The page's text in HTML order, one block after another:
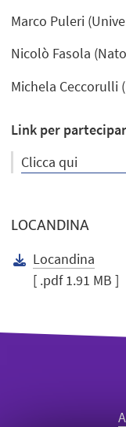
Marco Puleri
Nicolò Fasola
Michela Ceccorulli
Link per
Clicca qui
LOCANDINA
Locandina
[ .pdf 1.91 MB ]